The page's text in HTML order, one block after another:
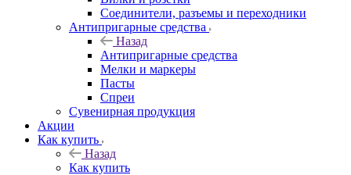
Соединители, разъемы и переходники
Антипригарные средства
Назад
Антипригарные средства
Мелки и маркеры
Пасты
Спреи
Сувенирная продукция
Акции
Как купить
Назад
Как купить